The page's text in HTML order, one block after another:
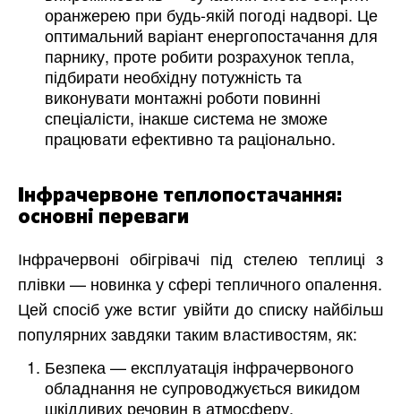
оранжерею при будь-якій погоді надворі. Це
оптимальний варіант енергопостачання для
парнику, проте робити розрахунок тепла,
підбирати необхідну потужність та
виконувати монтажні роботи повинні
спеціалісти, інакше система не зможе
працювати ефективно та раціонально.
Інфрачервоне теплопостачання:
основні переваги
Інфрачервоні обігрівачі під стелею теплиці з
плівки — новинка у сфері тепличного опалення.
Цей спосіб уже встиг увійти до списку найбільш
популярних завдяки таким властивостям, як:
Безпека — експлуатація інфрачервоного
обладнання не супроводжується викидом
шкідливих речовин в атмосферу,